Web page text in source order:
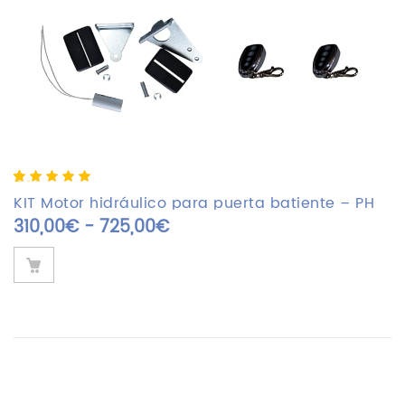
5.00 out of
5
based on
2
customer
ratings
KIT Motor hidráulico para puerta batiente – PH
310,00€ - 725,00€Rango de precios: desde